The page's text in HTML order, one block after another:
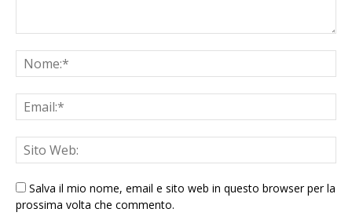
Salva il mio nome, email e sito web in questo browser per la
prossima volta che commento.